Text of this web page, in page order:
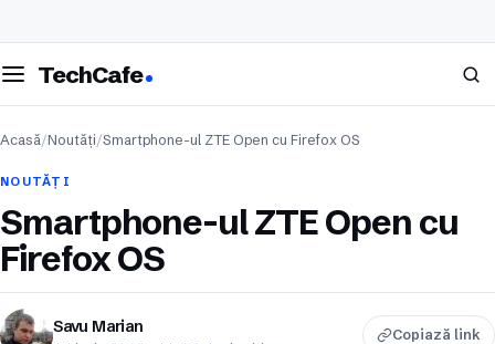
meniul
TechCafe Caută
Acasă/Noutăți/Smartphone-ul ZTE Open cu Firefox OS
NOUTĂȚI
Smartphone-ul ZTE Open cu
Firefox OS
Savu Marian Copiază link